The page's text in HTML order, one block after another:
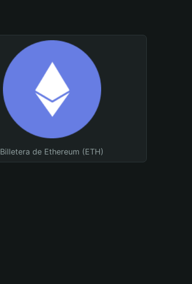
Billetera de Ethereum (ETH)